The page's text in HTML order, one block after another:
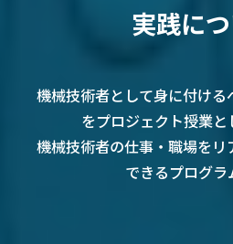
実践に
機械技術者として身に付け
をプロジェクト授業と
機械技術者の仕事・職場を
できるプログラ